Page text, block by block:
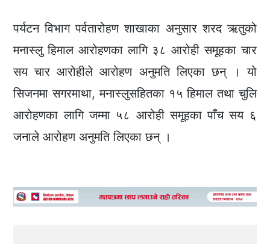
पर्यटन विभाग पर्वतारोहण शाखाका अनुसार शरद ऋतुको
मनास्लु हिमाल आरोहणका लागि ३८ आरोही समूहका चार
सय चार आरोहीले आरोहण अनुमति लिएका छन् । यो
सिजनमा सगरमाथा, मनास्लुसहितका १५ हिमाल तथा चुलि
आरोहणका लागि जम्मा ५८ आरोही समूहका पाँच सय ६
जनाले आरोहण अनुमति लिएका छन् ।